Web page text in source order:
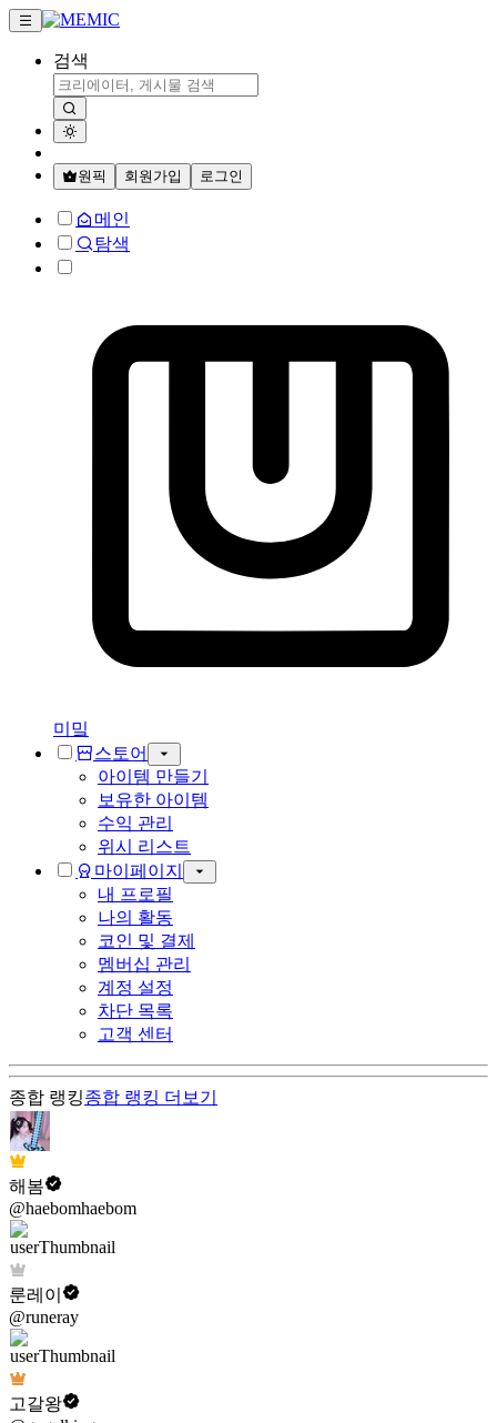
검색
원픽 회원가입 로그인
메인
탐색
미밐
스토어
아이템 만들기
보유한 아이템
수익 관리
위시 리스트
마이페이지
내 프로필
나의 활동
코인 및 결제
멤버십 관리
계정 설정
차단 목록
고객 센터
종합 랭킹종합 랭킹 더보기
해봄
@haebomhaebom
룬레이
@runeray
고갈왕